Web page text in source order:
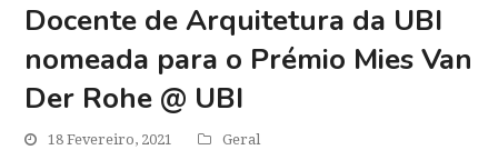
Docente de Arquitetura da UBI
nomeada para o Prémio Mies Van
Der Rohe @ UBI
18 Fevereiro, 2021 Geral